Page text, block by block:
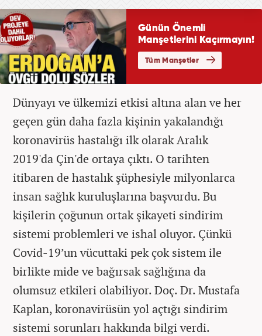
Dünyayı ve ülkemizi etkisi altına alan ve her
geçen gün daha fazla kişinin yakalandığı
koronavirüs hastalığı ilk olarak Aralık
2019'da Çin'de ortaya çıktı. O tarihten
itibaren de hastalık şüphesiyle milyonlarca
insan sağlık kuruluşlarına başvurdu. Bu
kişilerin çoğunun ortak şikayeti sindirim
sistemi problemleri ve ishal oluyor. Çünkü
Covid-19’un vücuttaki pek çok sistem ile
birlikte mide ve bağırsak sağlığına da
olumsuz etkileri olabiliyor. Doç. Dr. Mustafa
Kaplan, koronavirüsün yol açtığı sindirim
sistemi sorunları hakkında bilgi verdi.